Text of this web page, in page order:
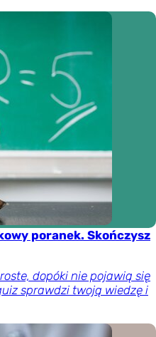
poranek. Skończysz
dopóki nie pojawią się
sprawdzi twoją wiedzę i